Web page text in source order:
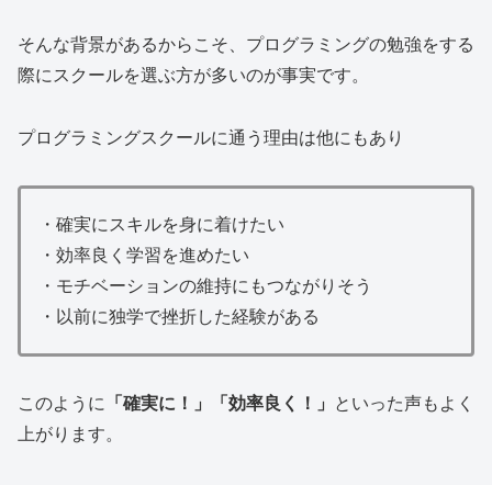
そんな背景があるからこそ、プログラミングの勉強をする
際にスクールを選ぶ方が多いのが事実です。
プログラミングスクールに通う理由は他にもあり
・確実にスキルを身に着けたい
・効率良く学習を進めたい
・モチベーションの維持にもつながりそう
・以前に独学で挫折した経験がある
このように 「確実に！」「効率良く！」
といった声もよく
上がります。